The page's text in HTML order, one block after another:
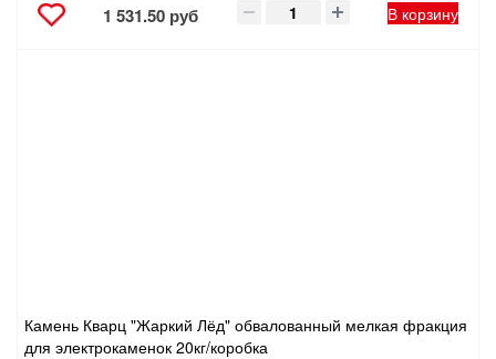
1 531.50 руб В корзину
Камень Кварц "Жаркий Лёд" обвалованный мелкая фракция
для электрокаменок 20кг/коробка